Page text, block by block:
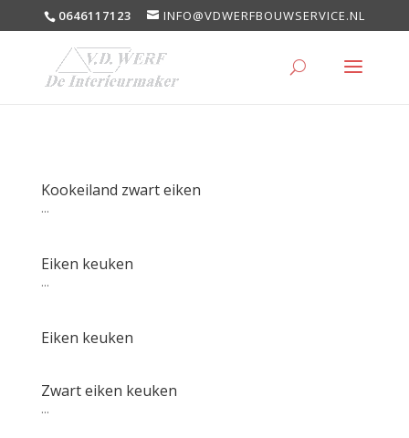
0646117123 INFO@VDWERFBOUWSERVICE.NL
Kookeiland zwart eiken
...
Eiken keuken
...
Eiken keuken
Zwart eiken keuken
...